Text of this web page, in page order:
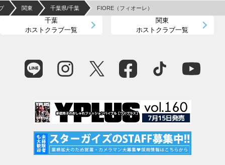
関東 千葉県/千葉 FIORE（フィオーレ）
千葉
ホストクラブ一覧
関東
ホストクラブ一覧